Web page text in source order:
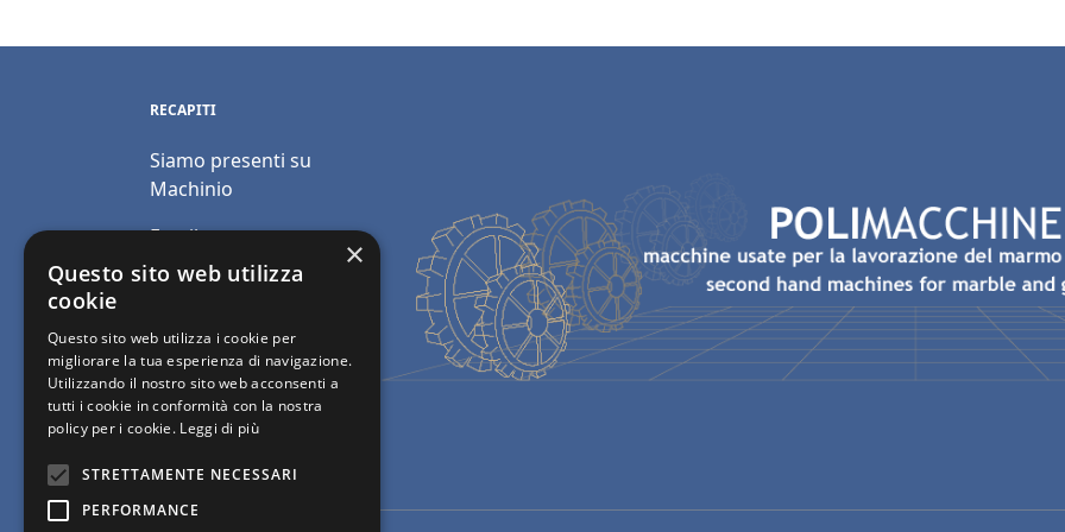
RECAPITI
Siamo presenti su
Machinio
Email:
info@polimacchine.it
2067911
Mobile:+39 348 5110011
×
Questo sito web utilizza
cookie
Questo sito web utilizza i cookie per
migliorare la tua esperienza di navigazione.
Utilizzando il nostro sito web acconsenti a
tutti i cookie in conformità con la nostra
policy per i cookie. Leggi di più
STRETTAMENTE NECESSARI
PERFORMANCE